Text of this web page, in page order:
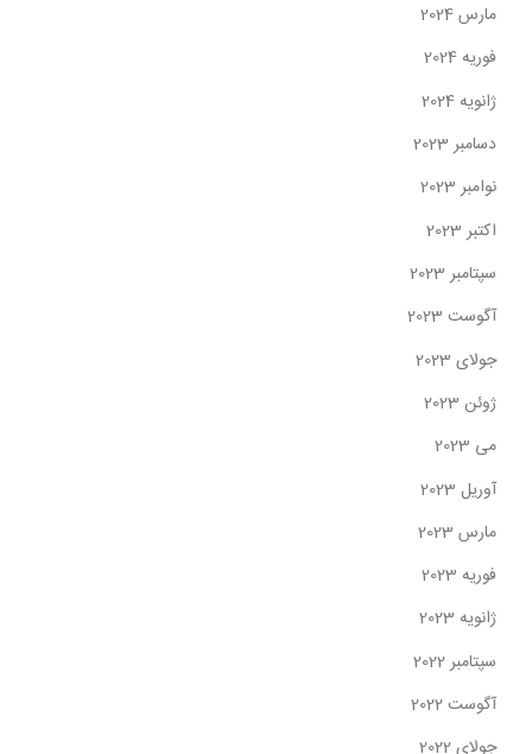
مارس 2024
فوریه 2024
ژانویه 2024
دسامبر 2023
نوامبر 2023
اکتبر 2023
سپتامبر 2023
آگوست 2023
جولای 2023
ژوئن 2023
می 2023
آوریل 2023
مارس 2023
فوریه 2023
ژانویه 2023
سپتامبر 2022
آگوست 2022